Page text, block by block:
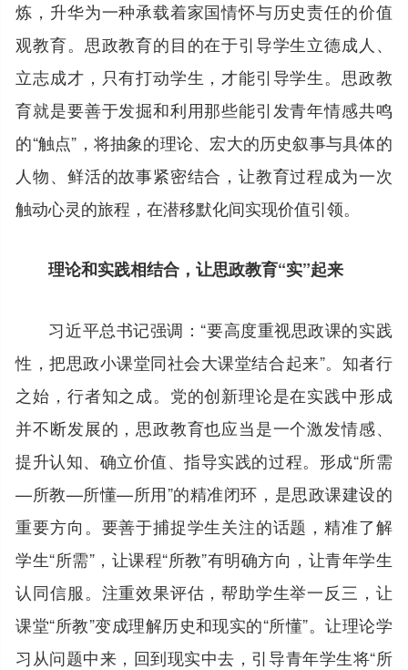
炼，升华为一种承载着家国情怀与历史责任的价值
观教育。思政教育的目的在于引导学生立德成人、
立志成才，只有打动学生，才能引导学生。思政教
育就是要善于发掘和利用那些能引发青年情感共鸣
的“触点”，将抽象的理论、宏大的历史叙事与具体的
人物、鲜活的故事紧密结合，让教育过程成为一次
触动心灵的旅程，在潜移默化间实现价值引领。
理论和实践相结合，让思政教育“实”起来
习近平总书记强调：“要高度重视思政课的实践
性，把思政小课堂同社会大课堂结合起来”。知者行
之始，行者知之成。党的创新理论是在实践中形成
并不断发展的，思政教育也应当是一个激发情感、
提升认知、确立价值、指导实践的过程。形成“所需
—所教—所懂—所用”的精准闭环，是思政课建设的
重要方向。要善于捕捉学生关注的话题，精准了解
学生“所需”，让课程“所教”有明确方向，让青年学生
认同信服。注重效果评估，帮助学生举一反三，让
课堂“所教”变成理解历史和现实的“所懂”。让理论学
习从问题中来，回到现实中去，引导青年学生将“所